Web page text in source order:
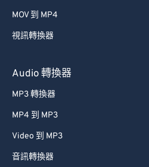
MOV 到 MP4
視訊轉換器
Audio 轉換器
MP3 轉換器
MP4 到 MP3
Video 到 MP3
音訊轉換器